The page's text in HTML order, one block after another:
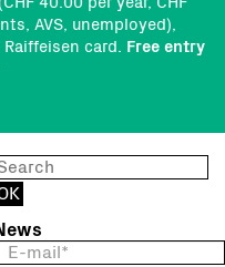
AVS, unemployed),
Raiffeisen card. Free entry